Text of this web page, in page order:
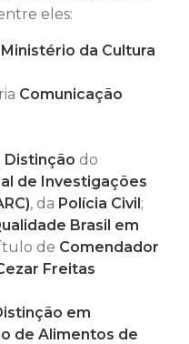
eles:
Ministério da Cultura
Comunicação
Distinção do
de Investigações
, da Polícia Civil;
Brasil em
de Comendador
Freitas
em
de Alimentos de